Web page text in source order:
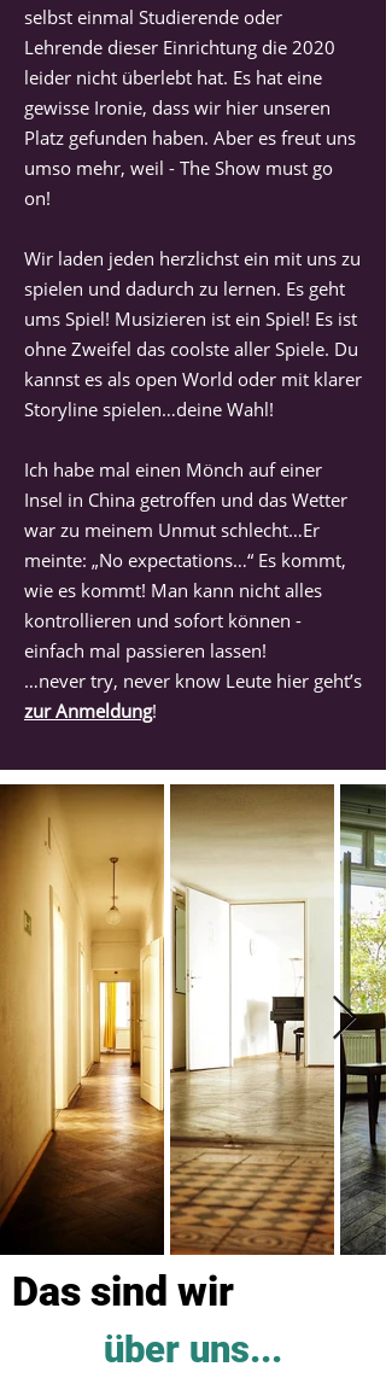
selbst einmal Studierende oder
Lehrende dieser Einrichtung die 2020
leider nicht überlebt hat. Es hat eine
gewisse Ironie, dass wir hier unseren
Platz gefunden haben. Aber es freut uns
umso mehr, weil - The Show must go
on!
Wir laden jeden herzlichst ein mit uns zu
spielen und dadurch zu lernen. Es geht
ums Spiel! Musizieren ist ein Spiel! Es ist
ohne Zweifel das coolste aller Spiele. Du
kannst es als open World oder mit klarer
Storyline spielen…deine Wahl!
Ich habe mal einen Mönch auf einer
Insel in China getroffen und das Wetter
war zu meinem Unmut schlecht…Er
meinte: „No expectations…“ Es kommt,
wie es kommt! Man kann nicht alles
kontrollieren und sofort können -
einfach mal passieren lassen!
…never try, never know Leute hier geht’s
zur Anmeldung!
Das sind wir
über uns...